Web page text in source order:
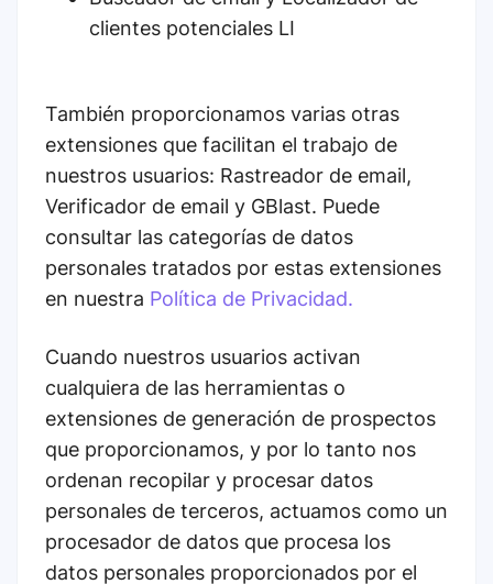
clientes potenciales LI
También proporcionamos varias otras
extensiones que facilitan el trabajo de
nuestros usuarios: Rastreador de email,
Verificador de email y GBlast. Puede
consultar las categorías de datos
personales tratados por estas extensiones
en nuestra Política de Privacidad.
Cuando nuestros usuarios activan
cualquiera de las herramientas o
extensiones de generación de prospectos
que proporcionamos, y por lo tanto nos
ordenan recopilar y procesar datos
personales de terceros, actuamos como un
procesador de datos que procesa los
datos personales proporcionados por el